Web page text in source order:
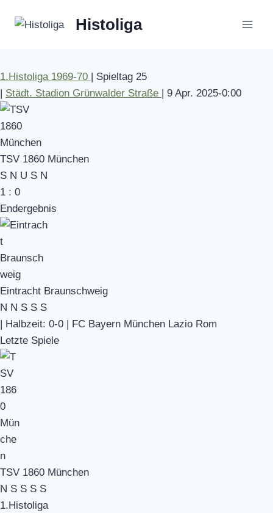
Inhalt
Histoliga
1.Histoliga 1969-70 | Spieltag 25
| Städt. Stadion Grünwalder Straße | 9 Apr. 2025-0:00
TSV 1860 München
S N U S N
1 : 0
Endergebnis
Eintracht Braunschweig
N N S S S
| Halbzeit: 0-0 | FC Bayern München Lazio Rom
Letzte Spiele
TSV 1860 München
N S S S S
1.Histoliga